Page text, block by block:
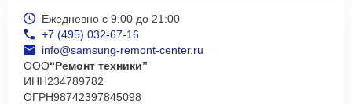
Ежедневно с 9:00 до 21:00
+7 (495) 032-67-16
info@samsung-remont-center.ru
ООО“Ремонт техники”
ИНН234789782
ОГРН98742397845098